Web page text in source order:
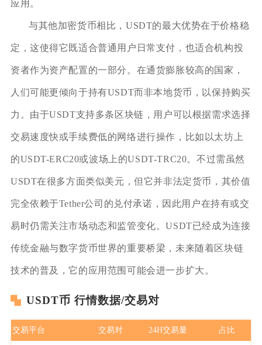
应用。
与其他加密货币相比，USDT的最大优势在于价格稳
定，这使得它既适合普通用户日常支付，也适合机构投
资者作为资产配置的一部分。在通货膨胀较高的国家，
人们可能更倾向于持有USDT而非本地货币，以保持购买
力。由于USDT支持多条区块链，用户可以根据需求选择
交易速度快或手续费低的网络进行操作，比如以太坊上
的USDT-ERC20或波场上的USDT-TRC20。不过需虽然
USDT在很多方面类似美元，但它并非法定货币，其价值
完全依赖于Tether公司的兑付承诺，因此用户在持有或交
易时仍需关注市场动态和监管变化。USDT已经成为连接
传统金融与数字货币世界的重要桥梁，未来随着区块链
技术的普及，它的应用范围可能会进一步扩大。
USDT币 行情数据/交易对
交易平台 交易对 24H交易量 占比